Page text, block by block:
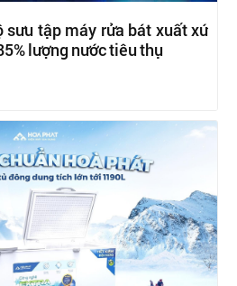
sưu tập máy rửa bát xuất xứ
lượng nước tiêu thụ